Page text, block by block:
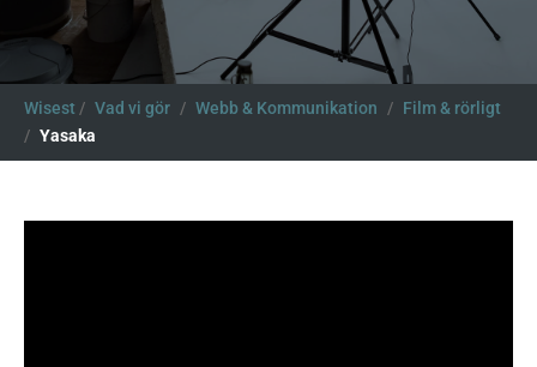
Wisest / Vad vi gör / Webb & Kommunikation / Film & rörligt
/ Yasaka